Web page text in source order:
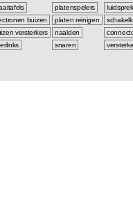
buizen
versterkers
platenspelers
platen reinigen
naalden
snaren